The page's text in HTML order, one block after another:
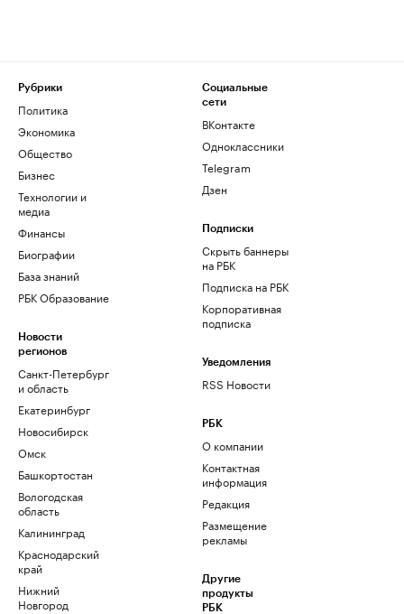
Рубрики
Политика
Экономика
Общество
Бизнес
Технологии и
медиа
Финансы
Биографии
База знаний
РБК Образование
Новости
регионов
Санкт-Петербург
и область
Екатеринбург
Новосибирск
Омск
Башкортостан
Вологодская
область
Калининград
Краснодарский
край
Нижний
Новгород
Социальные
сети
ВКонтакте
Одноклассники
Telegram
Дзен
Подписки
Скрыть баннеры
на РБК
Подписка на РБК
Корпоративная
подписка
Уведомления
RSS Новости
РБК
О компании
Контактная
информация
Редакция
Размещение
рекламы
Другие
продукты
РБК